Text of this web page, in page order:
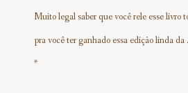
Muito legal saber que você rele esse livro
pra você ter ganhado essa edição linda
*